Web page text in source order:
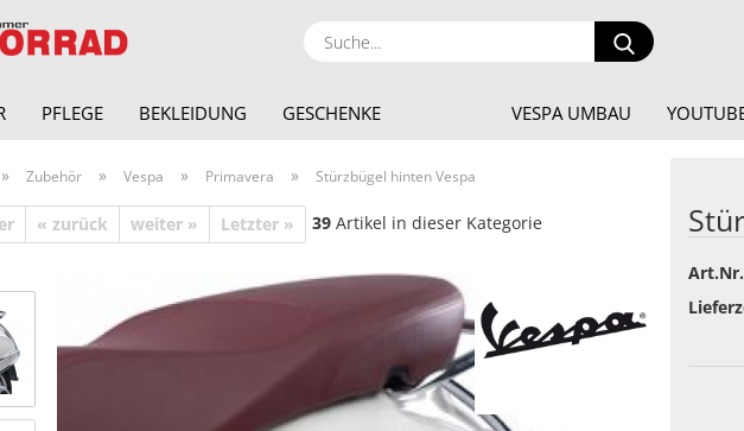
Suche...
PFLEGE BEKLEIDUNG GESCHENKE VESPA UMBAU
» Zubehör » Vespa » Primavera » Stürzbügel hinten Vespa
« zurück weiter » Letzter » 39 Artikel in dieser Kategorie